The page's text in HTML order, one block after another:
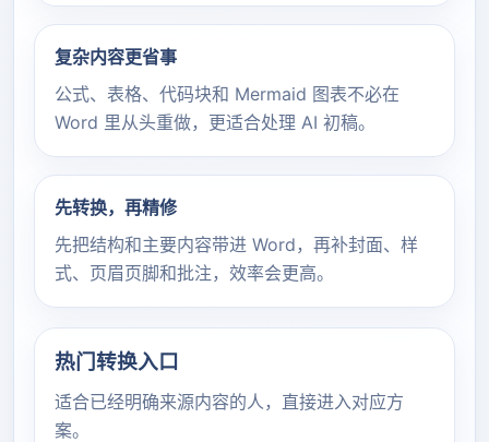
v1.1.0
2025-11-20
v1.0.0
复杂内容更省事
公式、表格、代码块和 Mermaid 图表不必在
Word 里从头重做，更适合处理 AI 初稿。
先转换，再精修
先把结构和主要内容带进 Word，再补封面、样
式、页眉页脚和批注，效率会更高。
热门转换入口
适合已经明确来源内容的人，直接进入对应方
案。